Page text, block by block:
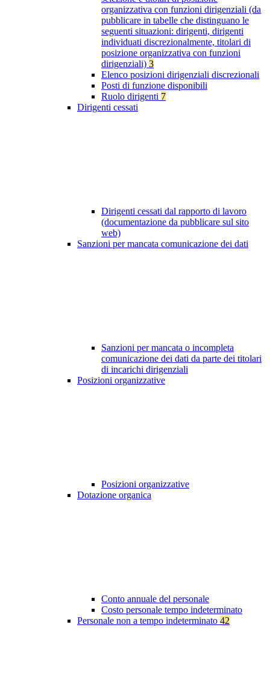
organizzativa con funzioni dirigenziali (da
pubblicare in tabelle che distinguano le
seguenti situazioni: dirigenti, dirigenti
individuati discrezionalmente, titolari di
posizione organizzativa con funzioni
dirigenziali) 3
Elenco posizioni dirigenziali discrezionali
Posti di funzione disponibili
Ruolo dirigenti 7
Dirigenti cessati
Dirigenti cessati dal rapporto di lavoro
(documentazione da pubblicare sul sito
web)
Sanzioni per mancata comunicazione dei dati
Sanzioni per mancata o incompleta
comunicazione dei dati da parte dei titolari
di incarichi dirigenziali
Posizioni organizzative
Posizioni organizzative
Dotazione organica
Conto annuale del personale
Costo personale tempo indeterminato
Personale non a tempo indeterminato 42